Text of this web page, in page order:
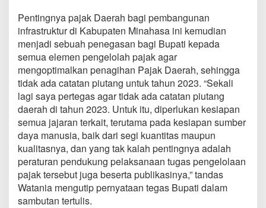
Pentingnya pajak Daerah bagi pembangunan
infrastruktur di Kabupaten Minahasa ini kemudian
menjadi sebuah penegasan bagi Bupati kepada
semua elemen pengelolah pajak agar
mengoptimalkan penagihan Pajak Daerah, sehingga
tidak ada catatan piutang untuk tahun 2023. “Sekali
lagi saya pertegas agar tidak ada catatan piutang
daerah di tahun 2023. Untuk itu, diperlukan kesiapan
semua jajaran terkait, terutama pada kesiapan sumber
daya manusia, baik dari segi kuantitas maupun
kualitasnya, dan yang tak kalah pentingnya adalah
peraturan pendukung pelaksanaan tugas pengelolaan
pajak tersebut juga beserta publikasinya,” tandas
Watania mengutip pernyataan tegas Bupati dalam
sambutan tertulis.